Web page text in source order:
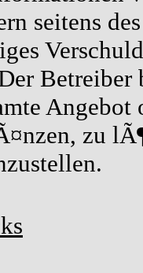
seitens
zu